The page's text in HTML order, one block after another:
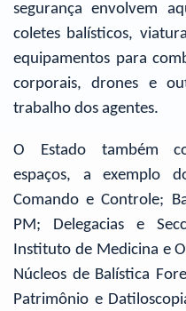
segurança envolvem
coletes balísticos,
equipamentos para
corporais, drones e
trabalho dos agentes.
O Estado também
espaços, a exemplo
Comando e Controle;
PM; Delegacias e
Instituto de Medicina e
Núcleos de Balística
Patrimônio e